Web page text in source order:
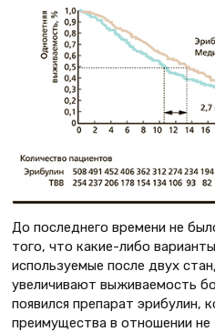
До последнего времени не
того, что какие-либо
используемые после двух
увеличивают выживаемость
появился препарат эрибулин,
преимущества в отношении